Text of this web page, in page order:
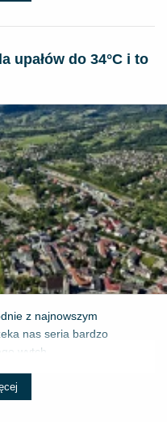
upałów do 34°C i to
z najnowszym
nas seria bardzo
wytch...